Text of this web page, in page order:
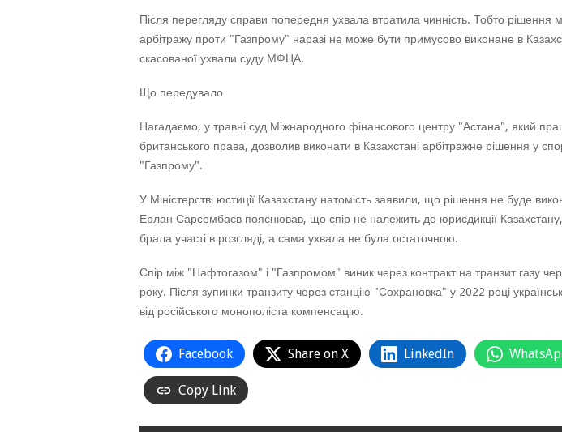
Після перегляду справи попередня ухвала втратила чинність. Тобто рішення
арбітражу проти "Газпрому" наразі не може бути примусово виконане в
скасованої ухвали суду МФЦА.
Що передувало
Нагадаємо, у травні суд Міжнародного фінансового центру "Астана", який
британського права, дозволив виконати в Казахстані арбітражне рішення у
"Газпрому".
У Міністерстві юстиції Казахстану натомість заявили, що рішення не буде
Ерлан Сарсембаєв пояснював, що спір не належить до юрисдикції
брала участі в розгляді, а сама ухвала не була остаточною.
Спір між "Нафтогазом" і "Газпромом" виник через контракт на транзит газу
року. Після зупинки транзиту через станцію "Сохрановка" у 2022 році
від російського монополіста компенсацію.
Facebook Share on X LinkedIn
Copy Link